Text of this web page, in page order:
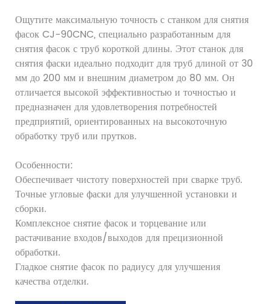
Ощутите максимальную точность с станком для снятия
фасок CJ-90CNC, специально разработанным для
снятия фасок с труб короткой длины. Этот станок для
снятия фаски идеально подходит для труб длиной от 30
мм до 200 мм и внешним диаметром до 80 мм. Он
отличается высокой эффективностью и точностью и
предназначен для удовлетворения потребностей
предприятий, ориентированных на высокоточную
обработку труб или прутков.
Особенности:
Обеспечивает чистоту поверхностей при сварке труб.
Точные угловые фаски для улучшенной установки и
сборки.
Комплексное снятие фасок и торцевание или
растачивание входов/выходов для прецизионной
обработки.
Гладкое снятие фасок по радиусу для улучшения
качества отделки.